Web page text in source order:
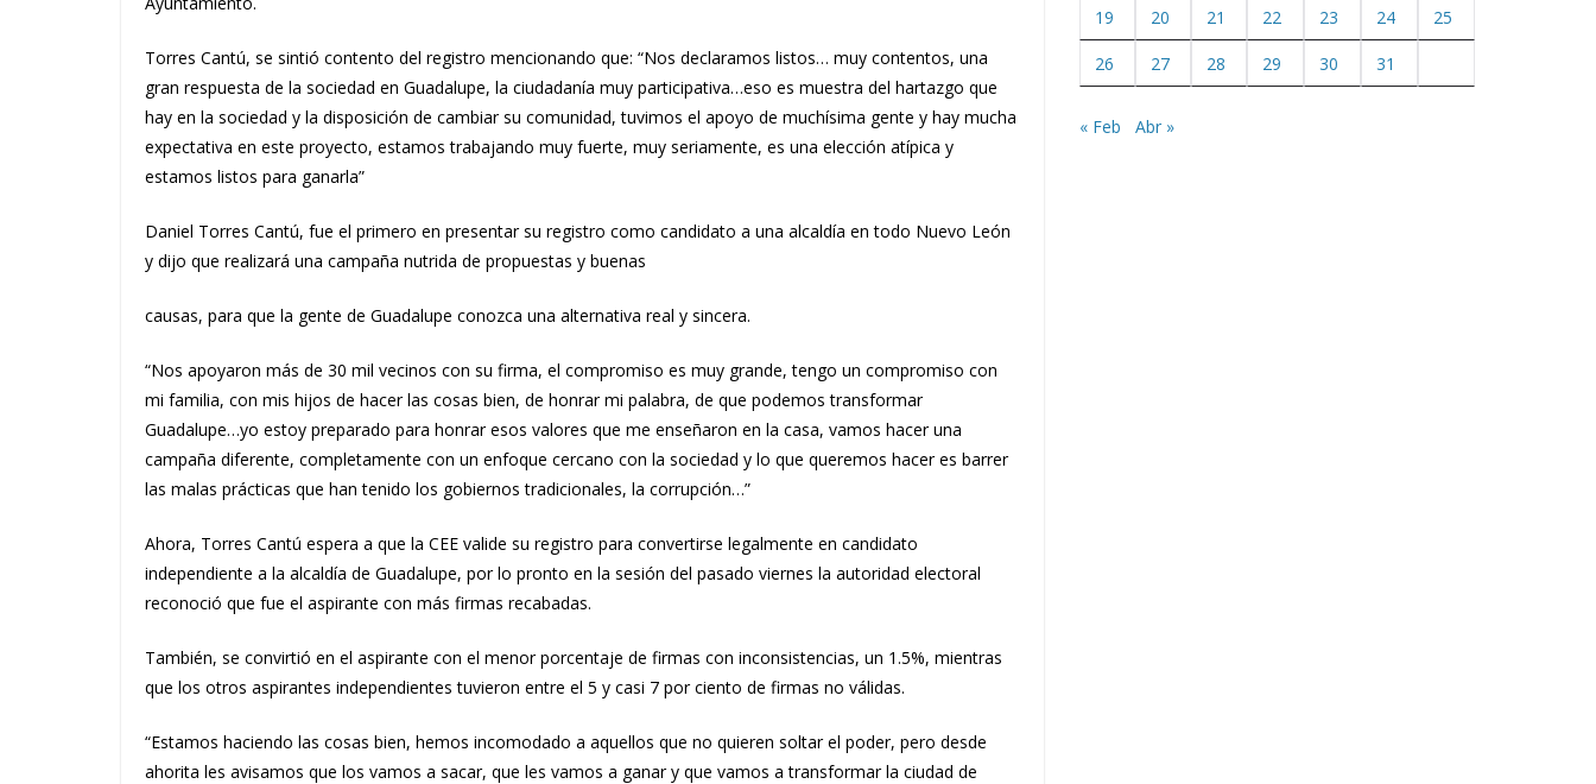
Torres Cantú, se sintió contento del registro mencionando que: “Nos declaramos listos… muy contentos, una
gran respuesta de la sociedad en Guadalupe, la ciudadanía muy participativa…eso es muestra del hartazgo que
hay en la sociedad y la disposición de cambiar su comunidad, tuvimos el apoyo de muchísima gente y hay mucha
expectativa en este proyecto, estamos trabajando muy fuerte, muy seriamente, es una elección atípica y
estamos listos para ganarla”
Daniel Torres Cantú, fue el primero en presentar su registro como candidato a una alcaldía en todo Nuevo León
y dijo que realizará una campaña nutrida de propuestas y buenas
causas, para que la gente de Guadalupe conozca una alternativa real y sincera.
“Nos apoyaron más de 30 mil vecinos con su firma, el compromiso es muy grande, tengo un compromiso con
mi familia, con mis hijos de hacer las cosas bien, de honrar mi palabra, de que podemos transformar
Guadalupe…yo estoy preparado para honrar esos valores que me enseñaron en la casa, vamos hacer una
campaña diferente, completamente con un enfoque cercano con la sociedad y lo que queremos hacer es barrer
las malas prácticas que han tenido los gobiernos tradicionales, la corrupción…”
Ahora, Torres Cantú espera a que la CEE valide su registro para convertirse legalmente en candidato
independiente a la alcaldía de Guadalupe, por lo pronto en la sesión del pasado viernes la autoridad electoral
reconoció que fue el aspirante con más firmas recabadas.
También, se convirtió en el aspirante con el menor porcentaje de firmas con inconsistencias, un 1.5%, mientras
que los otros aspirantes independientes tuvieron entre el 5 y casi 7 por ciento de firmas no válidas.
“Estamos haciendo las cosas bien, hemos incomodado a aquellos que no quieren soltar el poder, pero desde
ahorita les avisamos que los vamos a sacar, que les vamos a ganar y que vamos a transformar la ciudad de
19 20 21 22 23 24 25
26 27 28 29 30 31
« Feb Abr »